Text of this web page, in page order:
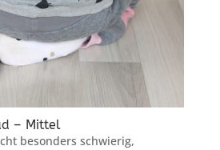
– Mittel
besonders schwierig,